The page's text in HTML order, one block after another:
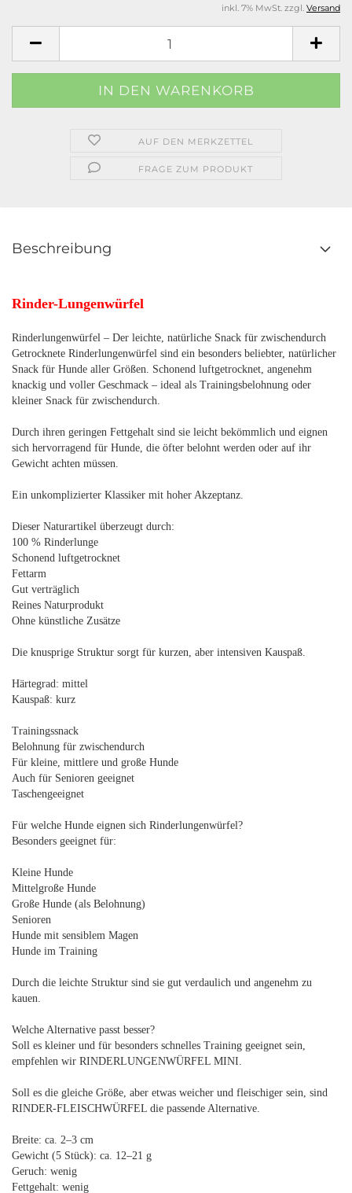
inkl. 7% MwSt. zzgl. Versand
AUF DEN MERKZETTEL
FRAGE ZUM PRODUKT
Beschreibung
Rinder-Lungenwürfel
Rinderlungenwürfel – Der leichte, natürliche Snack für zwischendurch
Getrocknete Rinderlungenwürfel sind ein besonders beliebter, natürlicher
Snack für Hunde aller Größen. Schonend luftgetrocknet, angenehm
knackig und voller Geschmack – ideal als Trainingsbelohnung oder
kleiner Snack für zwischendurch.
Durch ihren geringen Fettgehalt sind sie leicht bekömmlich und eignen
sich hervorragend für Hunde, die öfter belohnt werden oder auf ihr
Gewicht achten müssen.
Ein unkomplizierter Klassiker mit hoher Akzeptanz.
Dieser Naturartikel überzeugt durch:
100 % Rinderlunge
Schonend luftgetrocknet
Fettarm
Gut verträglich
Reines Naturprodukt
Ohne künstliche Zusätze
Die knusprige Struktur sorgt für kurzen, aber intensiven Kauspaß.
Härtegrad: mittel
Kauspaß: kurz
Trainingssnack
Belohnung für zwischendurch
Für kleine, mittlere und große Hunde
Auch für Senioren geeignet
Taschengeeignet
Für welche Hunde eignen sich Rinderlungenwürfel?
Besonders geeignet für:
Kleine Hunde
Mittelgroße Hunde
Große Hunde (als Belohnung)
Senioren
Hunde mit sensiblem Magen
Hunde im Training
Durch die leichte Struktur sind sie gut verdaulich und angenehm zu
kauen.
Welche Alternative passt besser?
Soll es kleiner und für besonders schnelles Training geeignet sein,
empfehlen wir RINDERLUNGENWÜRFEL MINI.
Soll es die gleiche Größe, aber etwas weicher und fleischiger sein, sind
RINDER-FLEISCHWÜRFEL die passende Alternative.
Breite: ca. 2–3 cm
Gewicht (5 Stück): ca. 12–21 g
Geruch: wenig
Fettgehalt: wenig